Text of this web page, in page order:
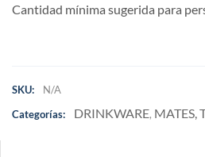
Cantidad mínima sugerida para
SKU:
N/A
Categorías:
DRINKWARE, MATES,